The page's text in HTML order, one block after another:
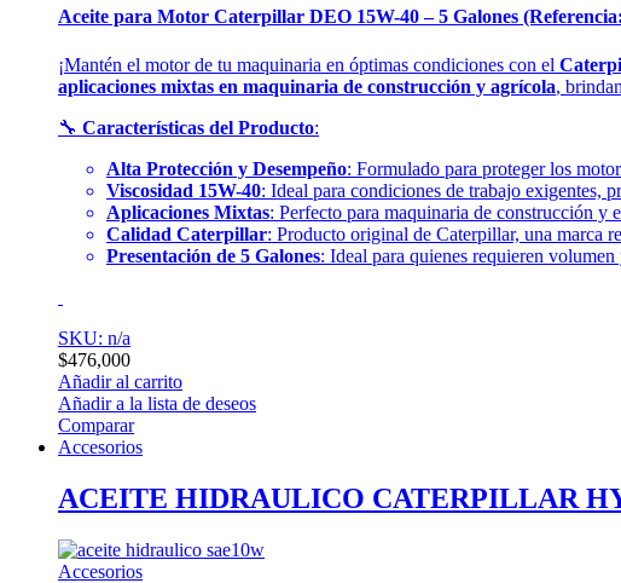
Aceite para Motor Caterpillar DEO 15W-40 – 5 Galones
¡Mantén el motor de tu maquinaria en óptimas condiciones con el
aplicaciones mixtas en maquinaria de construcción y agrícola,
🔧 Características del Producto:
Alta Protección y Desempeño: Formulado para proteger los
Viscosidad 15W-40: Ideal para condiciones de trabajo exigentes,
Aplicaciones Mixtas: Perfecto para maquinaria de construcción y
Calidad Caterpillar: Producto original de Caterpillar, una marca
Presentación de 5 Galones: Ideal para quienes requieren
SKU: n/a
$476,000
Añadir al carrito
Añadir a la lista de deseos
Comparar
Accesorios
ACEITE HIDRAULICO CATERPILLAR
Accesorios